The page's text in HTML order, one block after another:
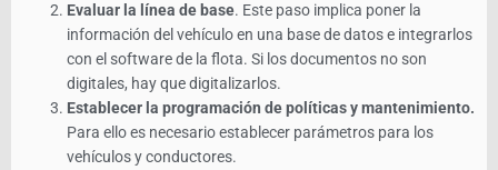
Evaluar la línea de base. Este paso implica poner la
información del vehículo en una base de datos e integrarlos
con el software de la flota. Si los documentos no son
digitales, hay que digitalizarlos.
Establecer la programación de políticas y mantenimiento.
Para ello es necesario establecer parámetros para los
vehículos y conductores.